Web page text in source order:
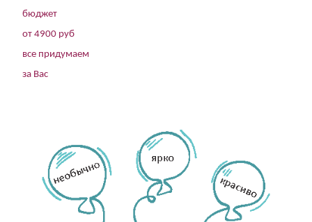
бюджет
от 4900 руб
все придумаем
за Вас